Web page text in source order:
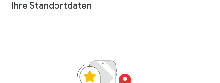
Ihre Standortdaten